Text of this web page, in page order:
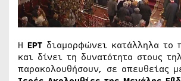
Η ΕΡΤ διαμορφώνει κατάλληλα το
και δίνει τη δυνατότητα στους
παρακολουθήσουν, σε απευθείας